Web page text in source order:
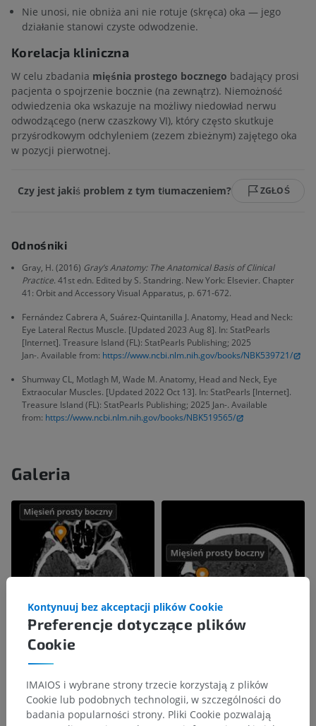
Nie unosi, nie obniża ani nie rotuje (skręca) oka — jego
działanie stanowi czyste odwodzenie.
Korelacja kliniczna
W celu zbadania mięśnia prostego bocznego badający prosi
pacjenta o spojrzenie bocznie (na zewnątrz). Niemożność
odwiedzenia oka wskazuje na możliwy niedowład nerwu
odwodzącego (nerw czaszkowy VI), który często skutkuje
przyśrodkowym odchyleniem (zezem zbieżnym) zajętego oka
w pozycji pierwotnej.
Czy jest jakiś problem z tym tłumaczeniem? ZGŁOŚ
Odnośniki
Gray, H. (2016) Gray’s Anatomy: The Anatomical Basis of Clinical
Practice. 41st edn. Edited by S. Standring. New York: Elsevier. Chapter
41: Orbit and Accessory Visual Apparatus, p. 671-672.
Fernández Cabrera A, Suárez-Quintanilla J. Anatomy, Head and Neck:
Eye Lateral Rectus Muscle. [Updated 2023 Aug 8]. In: StatPearls
[Internet]. Treasure Island (FL): StatPearls Publishing; 2025
Jan-. Available from: https://www.ncbi.nlm.nih.gov/books/NBK539721/
Shumway CL, Motlagh M, Wade M. Anatomy, Head and Neck, Eye
Extraocular Muscles. [Updated 2022 Oct 13]. In: StatPearls [Internet].
Treasure Island (FL): StatPearls Publishing; 2025 Jan-. Available
from: https://www.ncbi.nlm.nih.gov/books/NBK519565/
Galeria
Preferencje dotyczące plików
Cookie
Kontynuuj bez akceptacji plików Cookie
IMAIOS i wybrane strony trzecie korzystają z plików
Cookie lub podobnych technologii, w szczególności do
badania popularności strony. Pliki Cookie pozwalają